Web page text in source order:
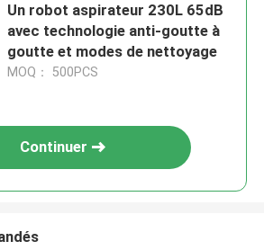
Un robot aspirateur 230L 65dB
avec technologie anti-goutte à
goutte et modes de nettoyage
MOQ： 500PCS
Continuer